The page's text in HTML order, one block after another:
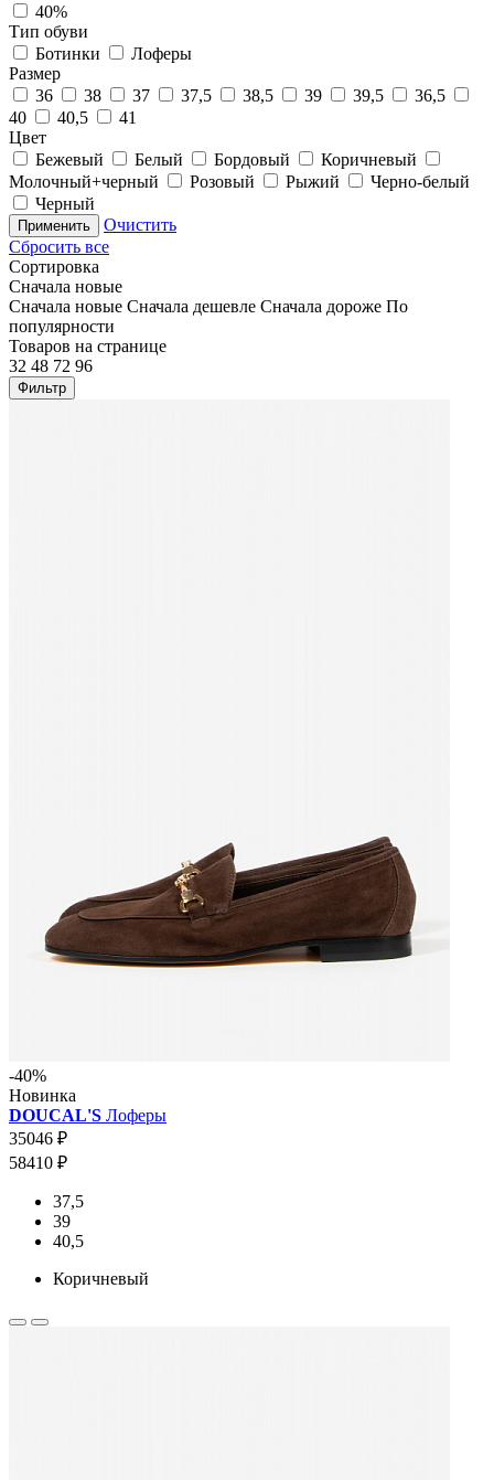
40%
Тип обуви
Ботинки
Лоферы
Размер
36
38 37 37,5 38,5 39 39,5
36,5
40
40,5
41
Цвет
Бежевый
Белый Бордовый
Коричневый
Молочный+черный
Розовый Рыжий
Черно-белый
Черный
Применить
Очистить
Сбросить все
Сортировка
Сначала новые
Сначала новые Сначала дешевле Сначала дороже По
популярности
Товаров на странице
32 48 72 96
Фильтр
-40%
Новинка
DOUCAL'S Лоферы
35046 ₽
58410 ₽
37,5
39
40,5
Коричневый